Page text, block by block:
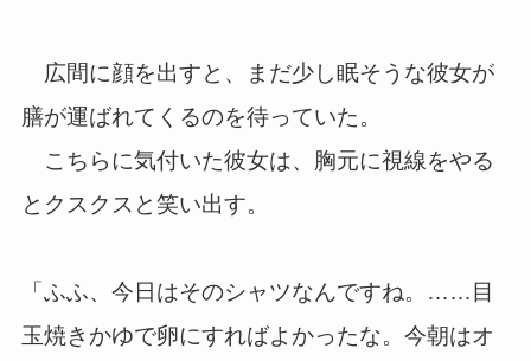
広間に顔を出すと、まだ少し眠そうな彼女が
膳が運ばれてくるのを待っていた。
こちらに気付いた彼女は、胸元に視線をやる
とクスクスと笑い出す。
「ふふ、今日はそのシャツなんですね。……目
玉焼きかゆで卵にすればよかったな。今朝はオ